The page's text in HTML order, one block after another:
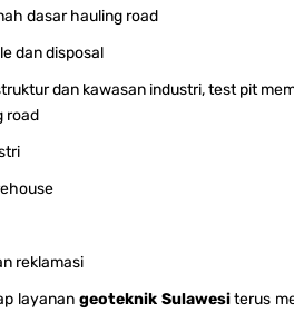
dasar hauling road
dan disposal
dan kawasan industri, test pit
road
reklamasi
layanan geoteknik Sulawesiterus